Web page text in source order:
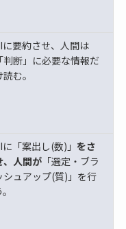
に要約させ、人間は
「判断」に必要な情報だ
読む。
に「案出し(数)」をさ
、人間が 「選定・ブラ
シュアップ(質)」を行